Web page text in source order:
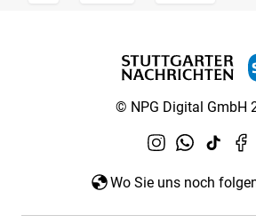
© NPG Digital GmbH
Wo Sie uns noch